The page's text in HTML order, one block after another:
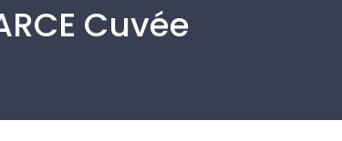
Cuvée